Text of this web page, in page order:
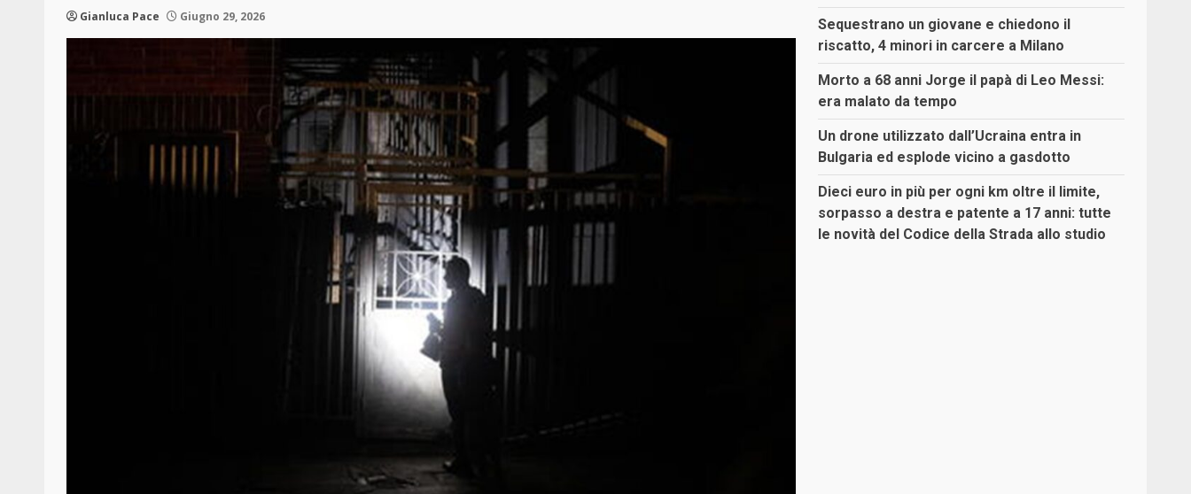
Gianluca Pace Giugno 29, 2026
Sequestrano un giovane e chiedono il
riscatto, 4 minori in carcere a Milano
Morto a 68 anni Jorge il papà di Leo Messi:
era malato da tempo
Un drone utilizzato dall’Ucraina entra in
Bulgaria ed esplode vicino a gasdotto
Dieci euro in più per ogni km oltre il limite,
sorpasso a destra e patente a 17 anni: tutte
le novità del Codice della Strada allo studio